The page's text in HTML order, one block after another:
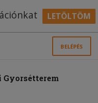
LETÖLTÖM
BELÉPÉS
Gyorsétterem